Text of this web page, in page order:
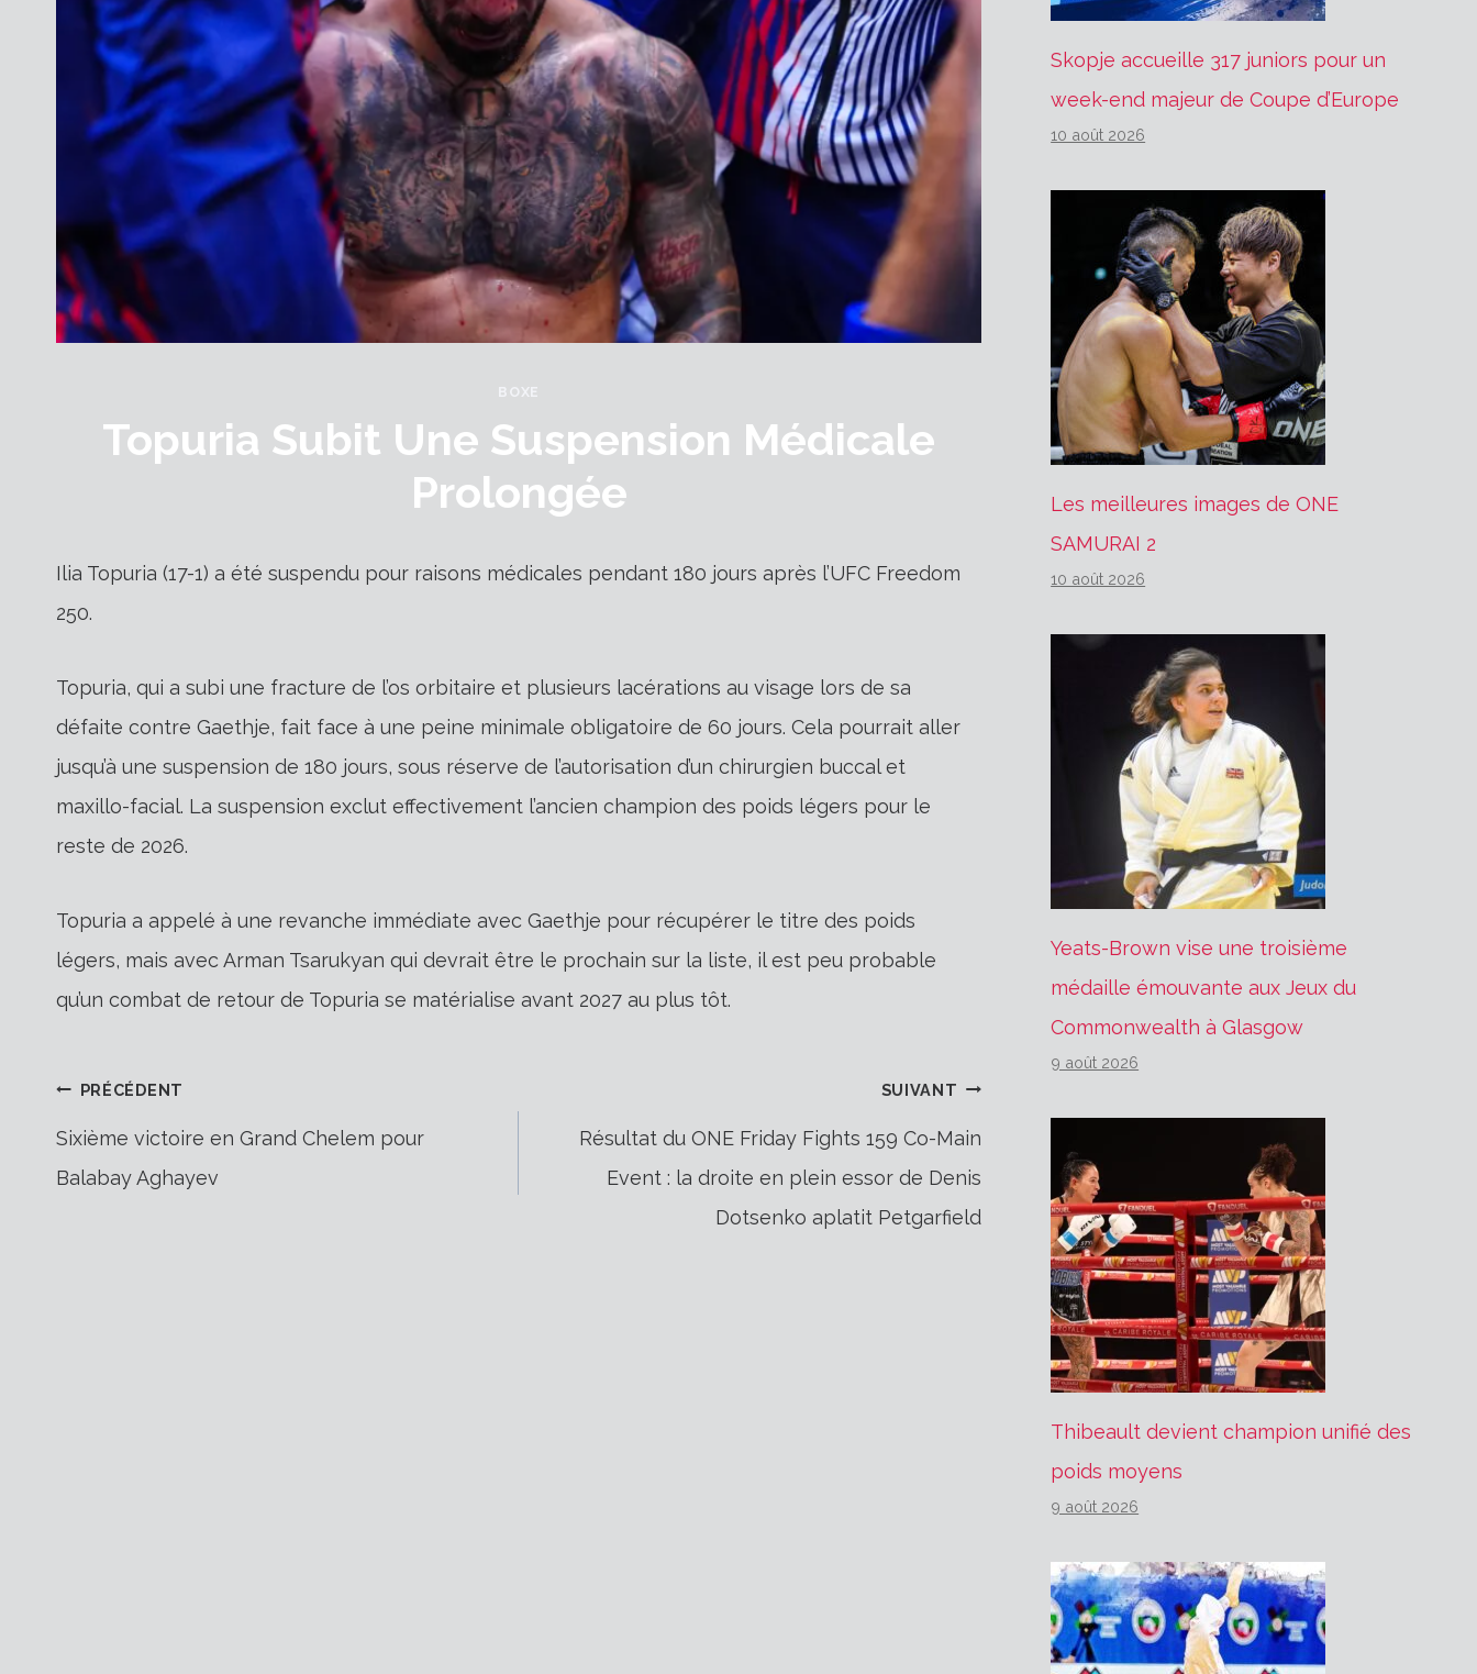
BOXE
Topuria Subit Une Suspension Médicale
Prolongée
Ilia Topuria (17-1) a été suspendu pour raisons médicales pendant 180 jours après l’UFC Freedom
250.
Topuria, qui a subi une fracture de l’os orbitaire et plusieurs lacérations au visage lors de sa
défaite contre Gaethje, fait face à une peine minimale obligatoire de 60 jours. Cela pourrait aller
jusqu’à une suspension de 180 jours, sous réserve de l’autorisation d’un chirurgien buccal et
maxillo-facial. La suspension exclut effectivement l’ancien champion des poids légers pour le
reste de 2026.
Topuria a appelé à une revanche immédiate avec Gaethje pour récupérer le titre des poids
légers, mais avec Arman Tsarukyan qui devrait être le prochain sur la liste, il est peu probable
qu’un combat de retour de Topuria se matérialise avant 2027 au plus tôt.
Navigation
PRÉCÉDENT
Sixième victoire en Grand Chelem pour
Balabay Aghayev
SUIVANT
Résultat du ONE Friday Fights 159 Co-Main
Event : la droite en plein essor de Denis
Dotsenko aplatit Petgarfield
Skopje accueille 317 juniors pour un
week-end majeur de Coupe d’Europe
10 août 2026
Les meilleures images de ONE
SAMURAI 2
10 août 2026
Yeats-Brown vise une troisième
médaille émouvante aux Jeux du
Commonwealth à Glasgow
9 août 2026
Thibeault devient champion unifié des
poids moyens
9 août 2026